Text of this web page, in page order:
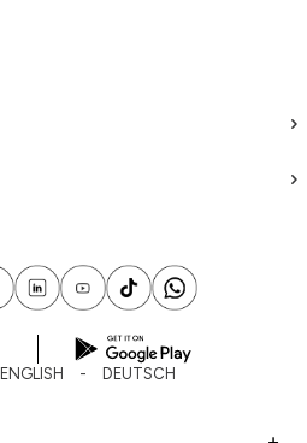
ENGLISH DEUTSCH